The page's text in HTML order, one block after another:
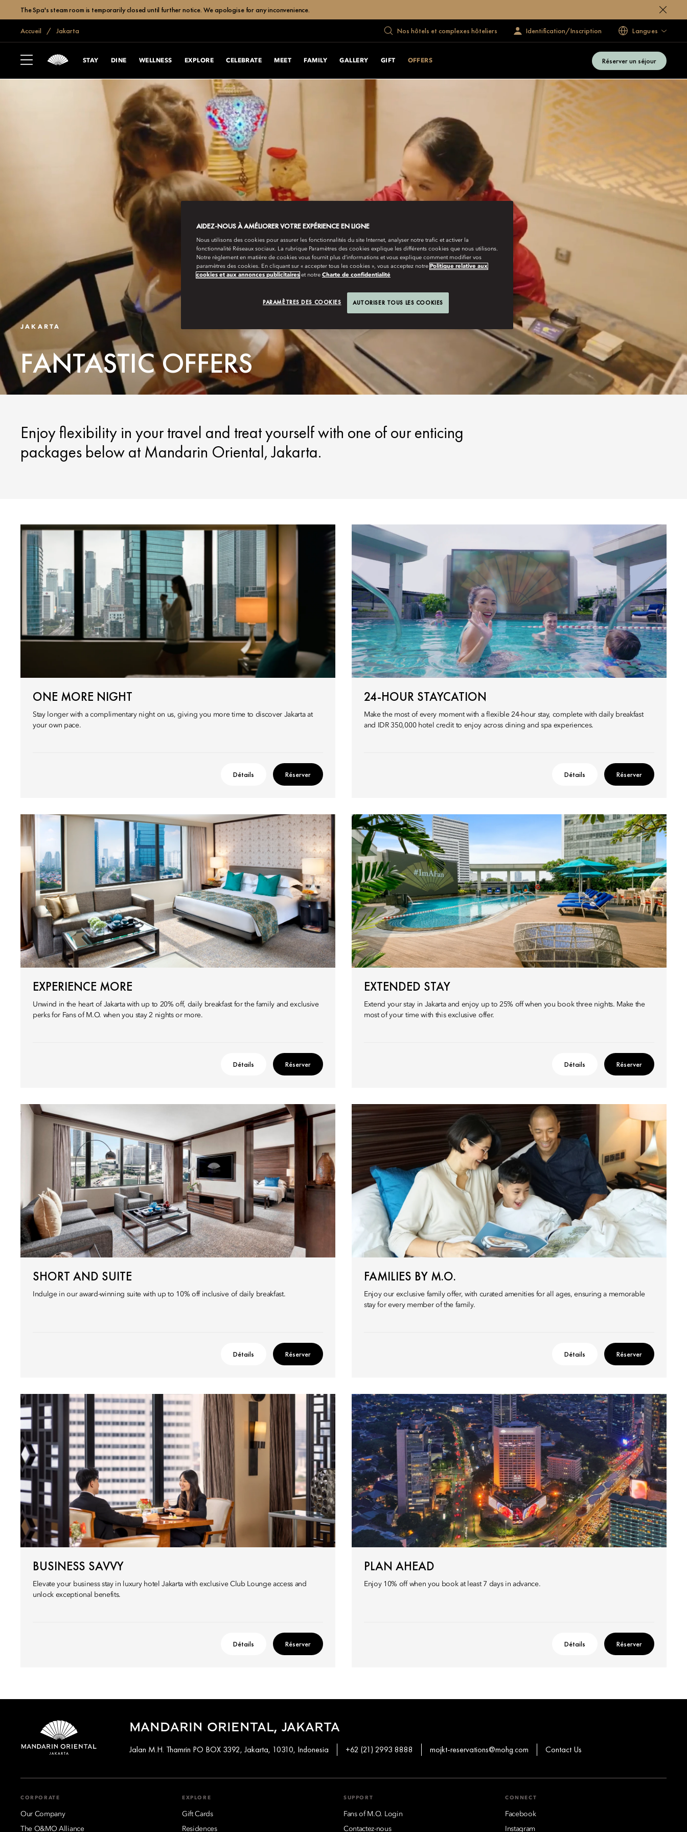
The Spa's steam room is temporarily closed until further notice. We apologise for any inconvenience.
Accueil Jakarta Nos hôtels et complexes hôteliers Identification/Inscription Langues
STAY DINE WELLNESS EXPLORE CELEBRATE MEET FAMILY GALLERY GIFT OFFERS Réserver un séjour
JAKARTA
FANTASTIC OFFERS
Enjoy flexibility in your travel and treat yourself with one of our enticing
packages below at Mandarin Oriental, Jakarta.
ONE MORE NIGHT
Stay longer with a complimentary night on us, giving you more time to discover Jakarta at
your own pace.
Détails Réserver
24-HOUR STAYCATION
Make the most of every moment with a flexible 24-hour stay, complete with daily breakfast
and IDR 350,000 hotel credit to enjoy across dining and spa experiences.
Détails Réserver
EXPERIENCE MORE
Unwind in the heart of Jakarta with up to 20% off, daily breakfast for the family and exclusive
perks for Fans of M.O. when you stay 2 nights or more.
Détails Réserver
EXTENDED STAY
Extend your stay in Jakarta and enjoy up to 25% off when you book three nights. Make the
most of your time with this exclusive offer.
Détails Réserver
SHORT AND SUITE
Indulge in our award-winning suite with up to 10% off inclusive of daily breakfast.
Détails Réserver
FAMILIES BY M.O.
Enjoy our exclusive family offer, with curated amenities for all ages, ensuring a memorable
stay for every member of the family.
Détails Réserver
BUSINESS SAVVY
Elevate your business stay in luxury hotel Jakarta with exclusive Club Lounge access and
unlock exceptional benefits.
Détails Réserver
PLAN AHEAD
Enjoy 10% off when you book at least 7 days in advance.
Détails Réserver
MANDARIN ORIENTAL, JAKARTA
Jalan M.H. Thamrin PO BOX 3392, Jakarta, 10310, Indonesia +62 (21) 2993 8888 mojkt-reservations@mohg.com Contact Us
CORPORATE
Our Company
The O&MO Alliance
EXPLORE
Gift Cards
Residences
SUPPORT
Fans of M.O. Login
Contactez-nous
CONNECT
Facebook
Instagram
AIDEZ-NOUS À AMÉLIORER VOTRE EXPÉRIENCE EN LIGNE
Nous utilisons des cookies pour assurer les fonctionnalités du site Internet, analyser notre trafic et activer la
fonctionnalité Réseaux sociaux. La rubrique Paramètres des cookies explique les différents cookies que nous utilisons.
Notre règlement en matière de cookies vous fournit plus d’informations et vous explique comment modifier vos
paramètres des cookies. En cliquant sur « accepter tous les cookies », vous acceptez notre Politique relative aux
cookies et aux annonces publicitaires et notre Charte de confidentialité
PARAMÈTRES DES COOKIES AUTORISER TOUS LES COOKIES